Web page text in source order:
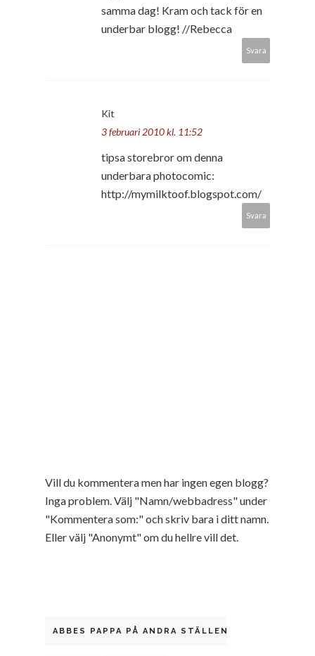
samma dag! Kram och tack för en
underbar blogg! //Rebecca
Svara
Kit
3 februari 2010 kl. 11:52
tipsa storebror om denna
underbara photocomic:
http://mymilktoof.blogspot.com/
Svara
Vill du kommentera men har ingen egen blogg?
Inga problem. Välj "Namn/webbadress" under
"Kommentera som:" och skriv bara i ditt namn.
Eller välj "Anonymt" om du hellre vill det.
ABBES PAPPA PÅ ANDRA STÄLLEN